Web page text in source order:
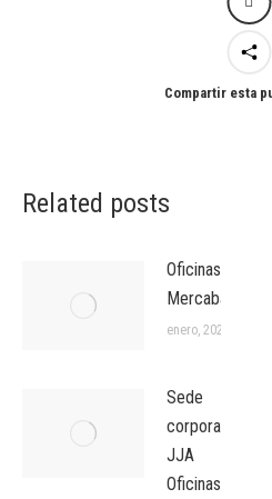
Compartir esta
Related posts
Oficinas
Mercabarna
enero, 2026
Sede
corporativa
JJA
Oficinas